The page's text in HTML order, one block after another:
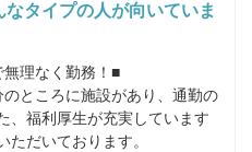
タイプの人が向いていま
理なく勤務！■
ところに施設があり、通勤の
、福利厚生が充実しています
だいております。